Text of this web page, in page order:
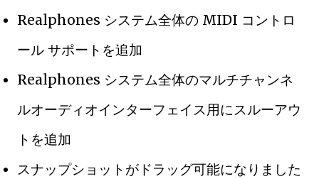
Realphones システム全体の MIDI コントロ
ール サポートを追加
Realphones システム全体のマルチチャンネ
ルオーディオインターフェイス用にスルーアウ
トを追加
スナップショットがドラッグ可能になりました